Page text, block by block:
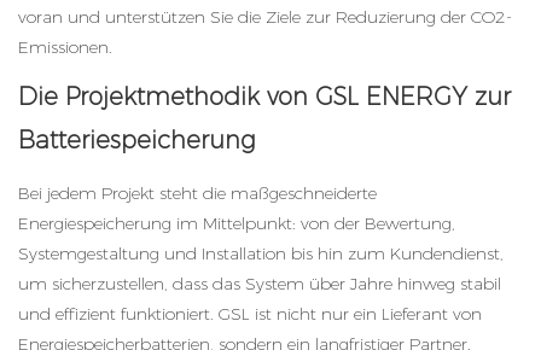
voran und unterstützen Sie die Ziele zur Reduzierung der CO2-
Emissionen.
Die Projektmethodik von GSL ENERGY zur
Batteriespeicherung
Bei jedem Projekt steht die maßgeschneiderte
Energiespeicherung im Mittelpunkt: von der Bewertung,
Systemgestaltung und Installation bis hin zum Kundendienst,
um sicherzustellen, dass das System über Jahre hinweg stabil
und effizient funktioniert. GSL ist nicht nur ein Lieferant von
Energiespeicherbatterien, sondern ein langfristiger Partner.